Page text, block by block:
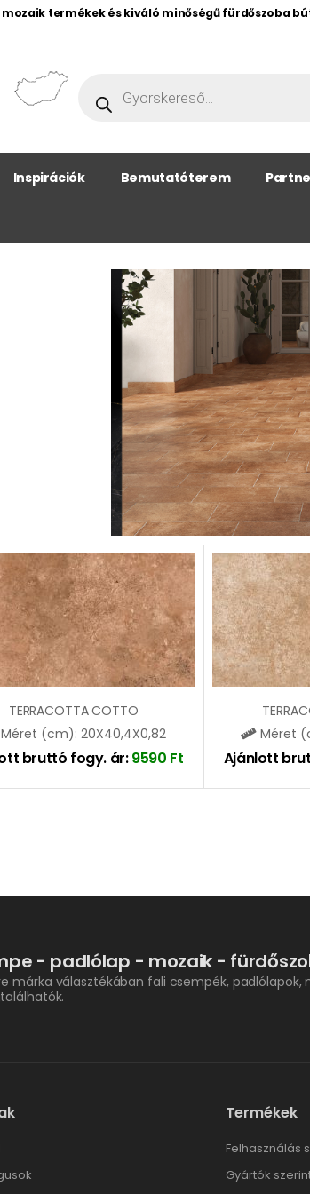
mozaik termékek és kiváló minőségű fürdőszoba
Inspirációk Bemutatóterem
TERRACOTTA COTTO
(cm): 20X40,4X0,82
bruttó fogy. ár:9590 Ft
Méret
Ajánlott
- padlólap - mozaik -
márka választékában fali csempék,
Termékek
Felhasználás
Gyártók